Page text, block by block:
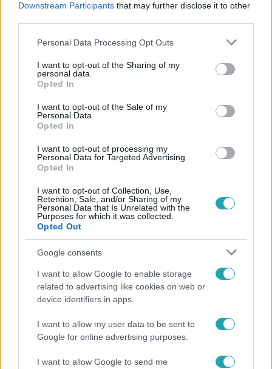
Downstream Participants that may further disclose it to other
Please note that this website/app uses one or more Google
not limited to your visit or usage behaviour. You may click to
grant or deny consent to Google and its third-party tags to
use your data for below specified purposes in below Google
consent section.
Personal Data Processing Opt Outs
I want to opt-out of the Sharing of my
personal data.
Opted In
I want to opt-out of the Sale of my
Personal Data.
Opted In
I want to opt-out of processing my
Personal Data for Targeted Advertising.
Opted In
I want to opt-out of Collection, Use,
Retention, Sale, and/or Sharing of my
Personal Data that Is Unrelated with the
Purposes for which it was collected.
Opted Out
Google consents
I want to allow Google to enable storage
related to advertising like cookies on web or
device identifiers in apps.
I want to allow my user data to be sent to
Google for online advertising purposes.
I want to allow Google to send me
#KIBERBIZTONSÁG
Népszerű
Reggeli
szakértő elemzi a szupermodell évtizedes
átalakulását